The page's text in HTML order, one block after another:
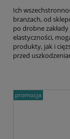
Ich
branżach, od
po drobne
elastyczności,
produkty, jak i
przed
promocja